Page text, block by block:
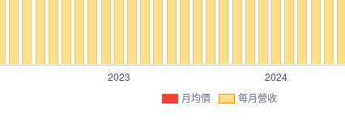
月均價 每月營收